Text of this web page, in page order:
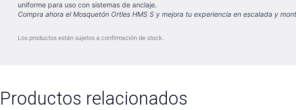
uniforme para uso con sistemas de anclaje.
Compra ahora el Mosquetón Ortles HMS S y mejora tu experiencia en escalada y
Los productos están sujetos a confirmación de stock.
Productos relacionados